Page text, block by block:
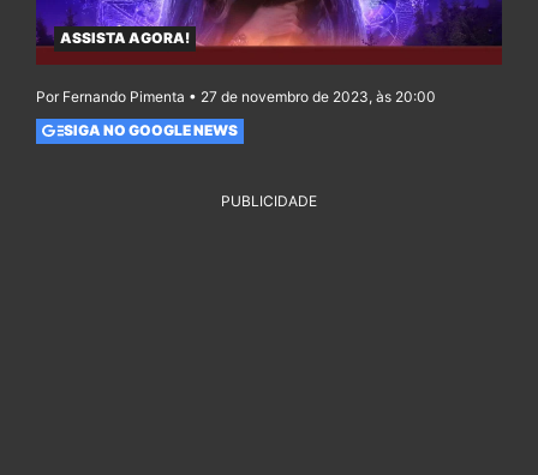
ASSISTA AGORA!
Por Fernando Pimenta • 27 de novembro de 2023, às 20:00
SIGA NO GOOGLE NEWS
PUBLICIDADE